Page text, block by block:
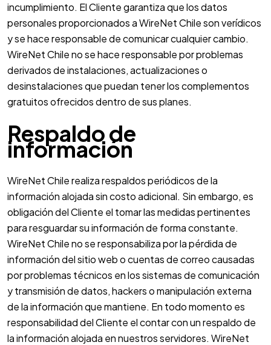
incumplimiento. El Cliente garantiza que los datos
personales proporcionados a WireNet Chile son verídicos
y se hace responsable de comunicar cualquier cambio.
WireNet Chile no se hace responsable por problemas
derivados de instalaciones, actualizaciones o
desinstalaciones que puedan tener los complementos
gratuitos ofrecidos dentro de sus planes.
Respaldo de
información
WireNet Chile realiza respaldos periódicos de la
información alojada sin costo adicional. Sin embargo, es
obligación del Cliente el tomar las medidas pertinentes
para resguardar su información de forma constante.
WireNet Chile no se responsabiliza por la pérdida de
información del sitio web o cuentas de correo causadas
por problemas técnicos en los sistemas de comunicación
y transmisión de datos, hackers o manipulación externa
de la información que mantiene. En todo momento es
responsabilidad del Cliente el contar con un respaldo de
la información alojada en nuestros servidores. WireNet